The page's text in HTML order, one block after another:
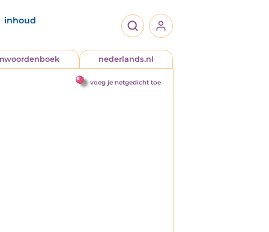
inhoud
nederlands.nl
voeg je netgedicht toe